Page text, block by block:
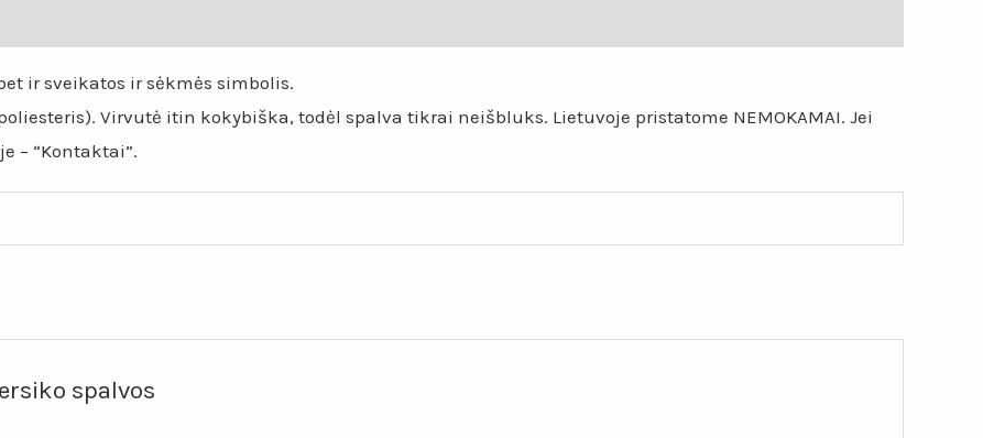
ir sveikatos ir sėkmės simbolis.
Virvutė itin kokybiška, todėl spalva tikrai neišbluks. Lietuvoje pristatome NEMOKAMAI. Jei
– “Kontaktai”.
spalvos